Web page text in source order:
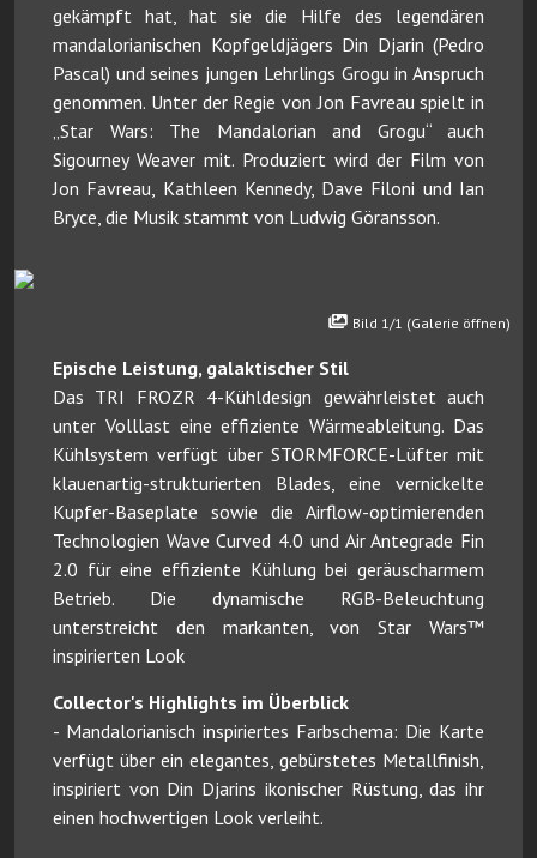
gekämpft hat, hat sie die Hilfe des legendären
mandalorianischen Kopfgeldjägers Din Djarin (Pedro
Pascal) und seines jungen Lehrlings Grogu in Anspruch
genommen. Unter der Regie von Jon Favreau spielt in
„Star Wars: The Mandalorian and Grogu“ auch
Sigourney Weaver mit. Produziert wird der Film von
Jon Favreau, Kathleen Kennedy, Dave Filoni und Ian
Bryce, die Musik stammt von Ludwig Göransson.
Bild 1/1 (Galerie öffnen)
Epische Leistung, galaktischer Stil
Das TRI FROZR 4-Kühldesign gewährleistet auch
unter Volllast eine effiziente Wärmeableitung. Das
Kühlsystem verfügt über STORMFORCE-Lüfter mit
klauenartig-strukturierten Blades, eine vernickelte
Kupfer-Baseplate sowie die Airflow-optimierenden
Technologien Wave Curved 4.0 und Air Antegrade Fin
2.0 für eine effiziente Kühlung bei geräuscharmem
Betrieb. Die dynamische RGB-Beleuchtung
unterstreicht den markanten, von Star Wars™
inspirierten Look
Collector's Highlights im Überblick
- Mandalorianisch inspiriertes Farbschema: Die Karte
verfügt über ein elegantes, gebürstetes Metallfinish,
inspiriert von Din Djarins ikonischer Rüstung, das ihr
einen hochwertigen Look verleiht.